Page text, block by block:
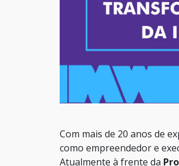
Com mais de 20 anos de
como empreendedor e
Atualmente à frente da